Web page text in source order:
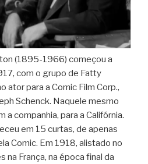
(1895-1966) começou a
com o grupo de Fatty
ator para a Comic Film Corp.,
Schenck. Naquele mesmo
a companhia, para a Califórnia.
em 15 curtas, de apenas
Comic. Em 1918, alistado no
na França, na época final da